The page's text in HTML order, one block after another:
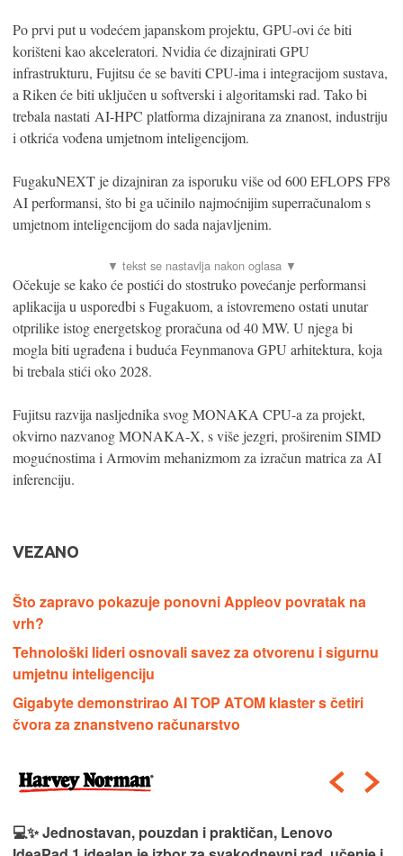
Po prvi put u vodećem japanskom projektu, GPU-ovi će biti
korišteni kao akceleratori. Nvidia će dizajnirati GPU
infrastrukturu, Fujitsu će se baviti CPU-ima i integracijom sustava,
a Riken će biti uključen u softverski i algoritamski rad. Tako bi
trebala nastati AI-HPC platforma dizajnirana za znanost, industriju
i otkrića vođena umjetnom inteligencijom.
FugakuNEXT je dizajniran za isporuku više od 600 EFLOPS FP8
AI performansi, što bi ga učinilo najmoćnijim superračunalom s
umjetnom inteligencijom do sada najavljenim.
Očekuje se kako će postići do stostruko povećanje performansi
aplikacija u usporedbi s Fugakuom, a istovremeno ostati unutar
otprilike istog energetskog proračuna od 40 MW. U njega bi
mogla biti ugrađena i buduća Feynmanova GPU arhitektura, koja
bi trebala stići oko 2028.
Fujitsu razvija nasljednika svog MONAKA CPU-a za projekt,
okvirno nazvanog MONAKA-X, s više jezgri, proširenim SIMD
mogućnostima i Armovim mehanizmom za izračun matrica za AI
inferenciju.
VEZANO
Što zapravo pokazuje ponovni Appleov povratak na
vrh?
Tehnološki lideri osnovali savez za otvorenu i sigurnu
umjetnu inteligenciju
Gigabyte demonstrirao AI TOP ATOM klaster s četiri
čvora za znanstveno računarstvo
💻✨ Jednostavan, pouzdan i praktičan, Lenovo